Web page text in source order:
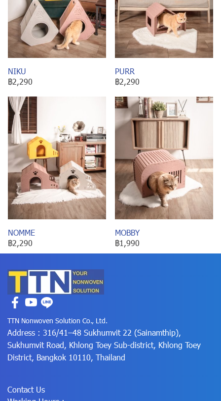
NIKU
฿2,290
PURR
฿2,290
NOMME
฿2,290
MOBBY
฿1,990
TTN Nonwoven Solution Co., Ltd.
Address : 316/41–48 Sukhumvit 22 (Sainamthip),
Sukhumvit Road, Khlong Toey Sub-district, Khlong Toey
District, Bangkok 10110, Thailand
Contact Us